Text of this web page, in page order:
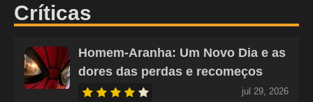
Críticas
Homem-Aranha: Um Novo Dia e as
dores das perdas e recomeços
jul 29, 2026